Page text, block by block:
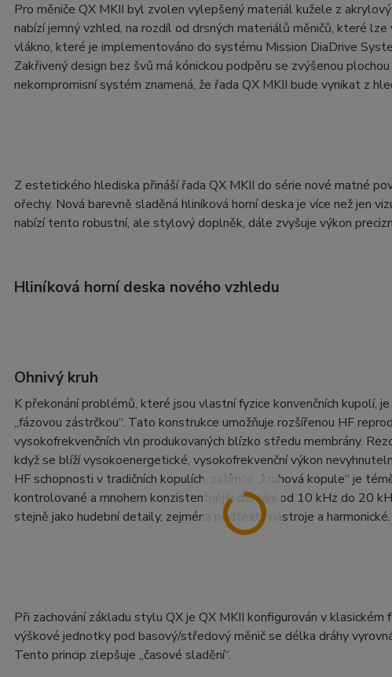
Pro měniče QX MKII byl zvolen vylepšený materiál kužele z
nabízí jemný vzhled, na rozdíl od drsných materiálů měničů, které
vlákno, které je implementováno do systému Mission DiaDrive
Zakřivený design bez švů má kónickou podpěru se zvýšenou
nekompromisní systém znamená, že řada QX MKII bude vynikat z
Z estetického hlediska přináší řada QX MKII do série nové matné
ořechy. Nová barevně sladěná hliníková horní deska je více než jen
nabízí tento robustní, ale stylový doplněk, dále zvyšuje výkon
Hliníková horní deska nového vzhledu
Ohnivý kruh
K překonání problémů, které jsou vlastní fyzice konvenčních kupolí,
„fázovou zástrčkou“. Tato konstrukce umožňuje rozšířenou HF
vysokofrekvenčních vln produkovaných blízko středu membrány.
když se blíží vysokoenergetické, vysokofrekvenční výkon
HF schopnosti v tradičních kopulích, zatímco „kruhová kopule“ je
kontrolované a mnohem konzistentnější chování od 10 kHz do 20
stejně jako hudební detaily, zejména podtexty nástroje a harmonické.
Při zachování základu stylu QX je QX MKII konfigurován v
výškové jednotky pod basový/středový měnič se délka dráhy
Tento princip zlepšuje „časové sladění“.